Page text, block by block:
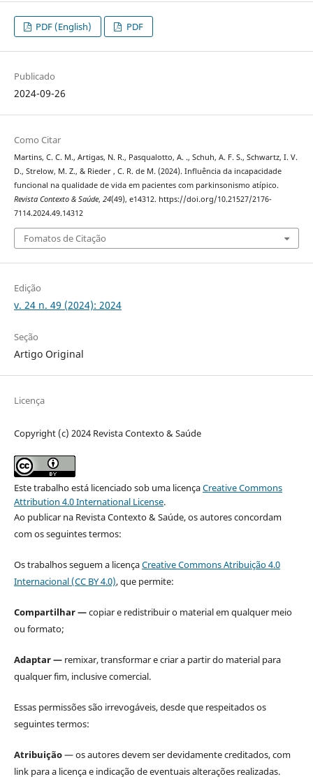
PDF (English) PDF
Publicado
2024-09-26
Como Citar
Martins, C. C. M., Artigas, N. R., Pasqualotto, A. ., Schuh, A. F. S., Schwartz, I. V.
D., Strelow, M. Z., & Rieder , C. R. de M. (2024). Influência da incapacidade
funcional na qualidade de vida em pacientes com parkinsonismo atípico.
Revista Contexto & Saúde, 24(49), e14312. https://doi.org/10.21527/2176-
7114.2024.49.14312
Fomatos de Citação
Edição
v. 24 n. 49 (2024): 2024
Seção
Artigo Original
Licença
Copyright (c) 2024 Revista Contexto & Saúde
Este trabalho está licenciado sob uma licençaCreative Commons
Attribution 4.0 International License.
Ao publicar na Revista Contexto & Saúde, os autores concordam
com os seguintes termos:
Os trabalhos seguem a licençaCreative Commons Atribuição 4.0
Internacional (CC BY 4.0), que permite:
Compartilhar —copiar e redistribuir o material em qualquer meio
ou formato;
Adaptar —remixar, transformar e criar a partir do material para
qualquer fim, inclusive comercial.
Essas permissões são irrevogáveis, desde que respeitados os
seguintes termos:
Atribuição— os autores devem ser devidamente creditados, com
link para a licença e indicação de eventuais alterações realizadas.